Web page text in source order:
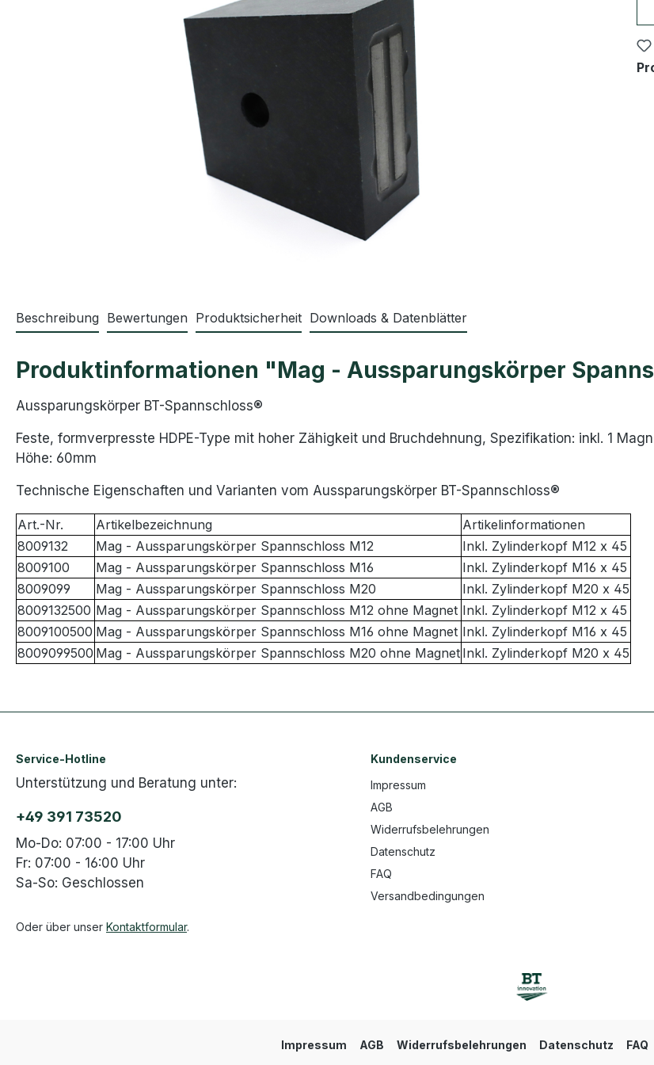
Beschreibung Bewertungen Produktsicherheit Downloads & Datenblätter
Produktinformationen "Mag - Aussparungskörper
Aussparungskörper BT-Spannschloss®
Feste, formverpresste HDPE-Type mit hoher Zähigkeit und Bruchdehnung, Spezifikation: inkl. 1
Höhe: 60mm
Technische Eigenschaften und Varianten vom Aussparungskörper BT-Spannschloss®
Art.-Nr. Artikelbezeichnung
Artikelinformationen
8009132
Mag - Aussparungskörper Spannschloss M12
Inkl. Zylinderkopf M12 x 45
8009100
Mag - Aussparungskörper Spannschloss M16
Inkl. Zylinderkopf M16 x 45
8009099
Mag - Aussparungskörper Spannschloss M20
Inkl. Zylinderkopf M20 x 45
8009132500 Mag - Aussparungskörper Spannschloss M12 ohne Magnet Inkl. Zylinderkopf M12 x 45
8009100500 Mag - Aussparungskörper Spannschloss M16 ohne Magnet Inkl. Zylinderkopf M16 x 45
8009099500 Mag - Aussparungskörper Spannschloss M20 ohne Magnet Inkl. Zylinderkopf M20 x 45
Service-Hotline
Unterstützung und Beratung unter:
+49 391 73520
Mo-Do: 07:00 - 17:00 Uhr
Fr: 07:00 - 16:00 Uhr
Sa-So: Geschlossen
Oder über unser Kontaktformular.
Kundenservice
Impressum
AGB
Widerrufsbelehrungen
Datenschutz
FAQ
Versandbedingungen
Impressum AGB Widerrufsbelehrungen Datenschutz FAQ